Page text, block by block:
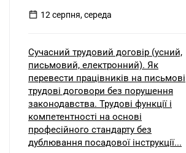
12 серпня, середа
Сучасний трудовий договір (усний,
письмовий, електронний). Як
перевести працівників на письмові
трудові договори без порушення
законодавства. Трудові функції і
компетентності на основі
професійного стандарту без
дублювання посадової інструкції...